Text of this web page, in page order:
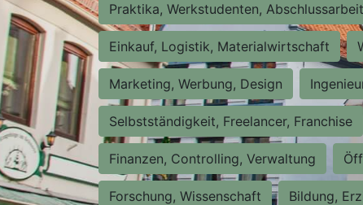
Praktika, Werkstudenten,
Einkauf, Logistik, Materialwirtschaft
Marketing, Werbung, Design
Selbstständigkeit, Freelancer, Franchise
Finanzen, Controlling, Verwaltung
Forschung, Wissenschaft Bildung,